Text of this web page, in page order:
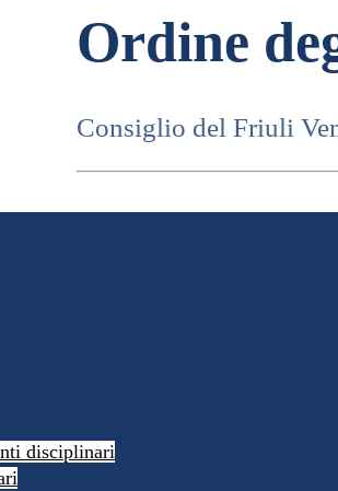
Ordine
Consiglio del Friuli
disciplinari